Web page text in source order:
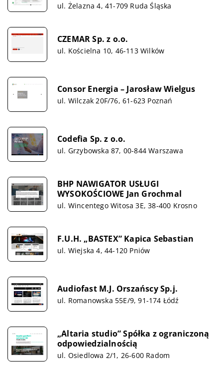
ul. Żelazna 4, 41-709 Ruda Śląska
CZEMAR Sp. z o.o.
ul. Kościelna 10, 46-113 Wilków
Consor Energia – Jarosław Wielgus
ul. Wilczak 20F/76, 61-623 Poznań
Codefia Sp. z o.o.
ul. Grzybowska 87, 00-844 Warszawa
BHP NAWIGATOR USŁUGI
WYSOKOŚCIOWE Jan Grochmal
ul. Wincentego Witosa 3E, 38-400 Krosno
F.U.H. „BASTEX” Kapica Sebastian
ul. Wiejska 4, 44-120 Pniów
Audiofast M.J. Orszańscy Sp.j.
ul. Romanowska 55E/9, 91-174 Łódź
„Altaria studio” Spółka z ograniczoną
odpowiedzialnością
ul. Osiedlowa 2/1, 26-600 Radom